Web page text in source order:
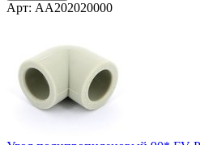
Арт: AA202020000